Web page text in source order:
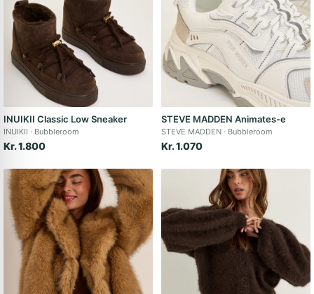
INUIKII Classic Low Sneaker
INUIKII Bubbleroom
Kr. 1.800
STEVE MADDEN Animates-e
STEVE MADDEN Bubbleroom
Kr. 1.070